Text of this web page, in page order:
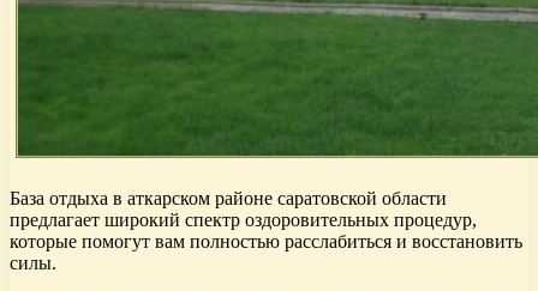
База отдыха в аткарском районе саратовской области
предлагает широкий спектр оздоровительных процедур,
которые помогут вам полностью расслабиться и восстановить
силы.